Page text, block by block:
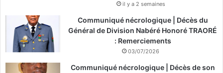
il y a 2 semaines
Communiqué nécrologique | Décès du
Général de Division Nabéré Honoré TRAORÉ
: Remerciements
03/07/2026
Communiqué nécrologique | Décès de son